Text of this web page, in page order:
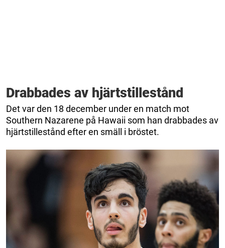
Drabbades av hjärtstillestånd
Det var den 18 december under en match mot
Southern Nazarene på Hawaii som han drabbades av
hjärtstillestånd efter en smäll i bröstet.